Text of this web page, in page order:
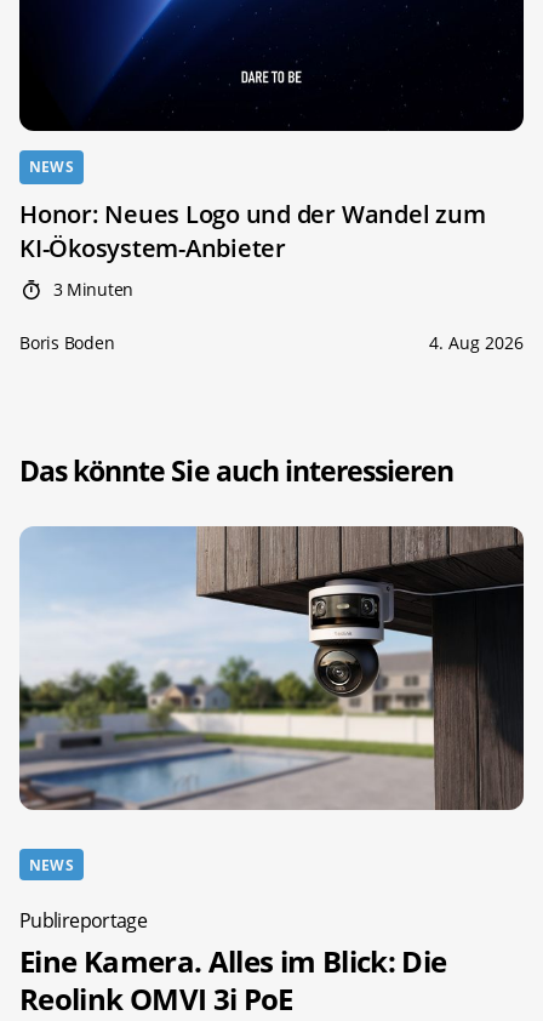
NEWS
Honor: Neues Logo und der Wandel zum
KI-Ökosystem-Anbieter
3 Minuten
Boris Boden 4. Aug 2026
Das könnte Sie auch interessieren
NEWS
Publireportage
Eine Kamera. Alles im Blick: Die
Reolink OMVI 3i PoE